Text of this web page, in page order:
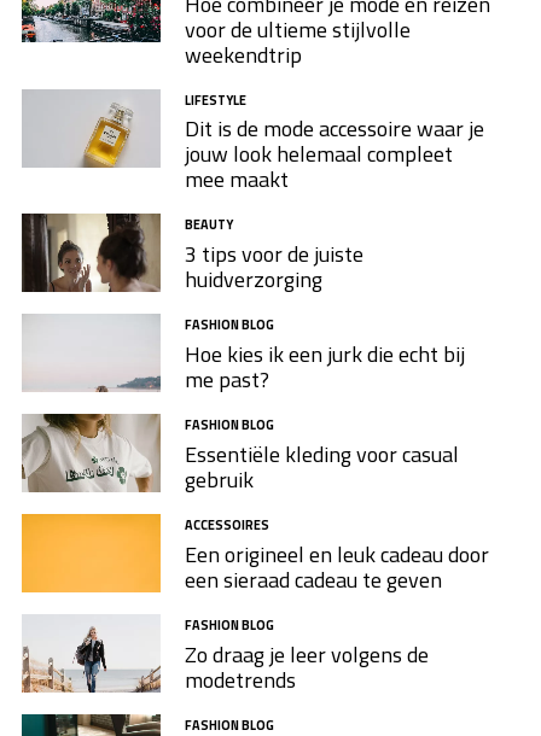
voor de ultieme stijlvolle
weekendtrip
LIFESTYLE
Dit is de mode accessoire waar je
jouw look helemaal compleet
mee maakt
BEAUTY
3 tips voor de juiste
huidverzorging
FASHION BLOG
Hoe kies ik een jurk die echt bij
me past?
FASHION BLOG
Essentiële kleding voor casual
gebruik
ACCESSOIRES
Een origineel en leuk cadeau door
een sieraad cadeau te geven
FASHION BLOG
Zo draag je leer volgens de
modetrends
FASHION BLOG